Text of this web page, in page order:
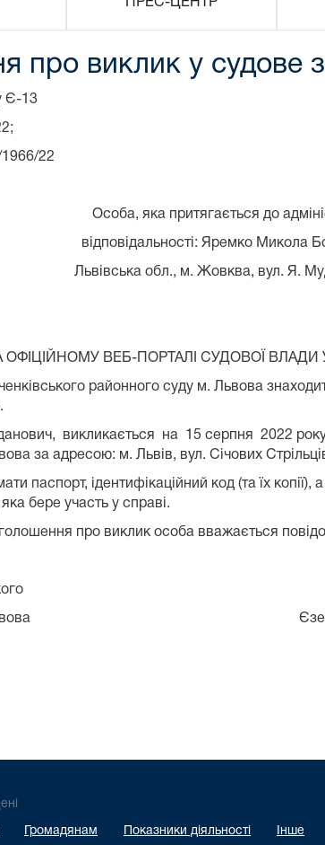
ПРЕС-ЦЕНТР
про виклик у судове
Є-13
22
до
Яремко Микола
м. Жовква, вул. Я.
ВЕБ-ПОРТАЛІ СУДОВОЇ ВЛАДИ
районного суду м. Львова
викликається на 15 серпня 2022
за адресою: м. Львів, вул. Січових
паспорт, ідентифікаційний код (та їх
бере участь у справі.
про виклик особа вважається
м. Львова
Громадянам Показники діяльності Інше